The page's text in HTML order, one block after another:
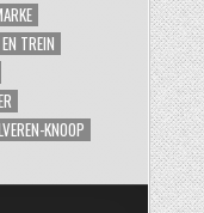
TREIN
KNOOP